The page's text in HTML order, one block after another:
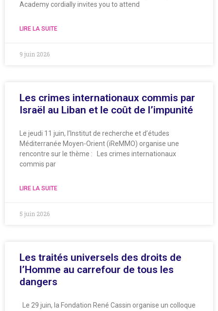
Academy cordially invites you to attend
LIRE LA SUITE
9 juin 2026
Les crimes internationaux commis par
Israël au Liban et le coût de l’impunité
Le jeudi 11 juin, l’Institut de recherche et d’études
Méditerranée Moyen-Orient (iReMMO) organise une
rencontre sur le thème : Les crimes internationaux
commis par
LIRE LA SUITE
5 juin 2026
Les traités universels des droits de
l’Homme au carrefour de tous les
dangers
Le 29 juin, la Fondation René Cassin organise un colloque